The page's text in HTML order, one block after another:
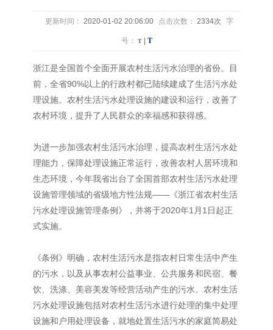
更新时间： 2020-01-02 20:06:00 点击次数： 2334次 字
号： T T
浙江是全国首个全面开展农村生活污水治理的省份。目
前，全省90%以上的行政村都已陆续建成了生活污水处
理设施。农村生活污水处理设施的建设和运行，改善了
农村环境，提升了人民群众的幸福感和获得感。
为进一步加强农村生活污水治理，提高农村生活污水处
理能力，保障处理设施正常运行，改善农村人居环境和
生态环境，今年我省出台了全国首部农村生活污水处理
设施管理领域的省级地方性法规——《浙江省农村生活
污水处理设施管理条例》，并将于2020年1月1日起正
式实施。
《条例》明确，农村生活污水是指农村日常生活中产生
的污水，以及从事农村公益事业、公共服务和民宿、餐
饮、洗涤、美容美发等经营活动产生的污水。农村生活
污水处理设施包括对农村生活污水进行处理的集中处理
设施和户用处理设备，就地处置生活污水的家庭简易处